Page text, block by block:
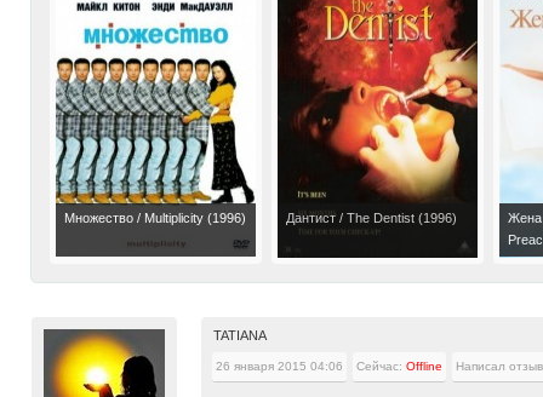
Множество / Multiplicity (1996) Дантист / The Dentist (1996)
Жена
TATIANA
26 января 2015 04:06 Сейчас: Offline Написал